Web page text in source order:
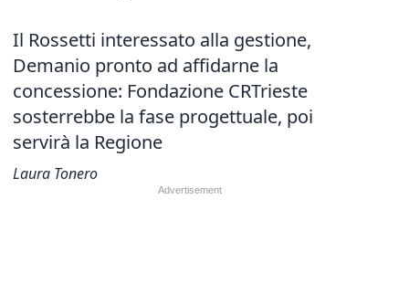
Il Rossetti interessato alla gestione,
Demanio pronto ad affidarne la
concessione: Fondazione CRTrieste
sosterrebbe la fase progettuale, poi
servirà la Regione
Laura Tonero